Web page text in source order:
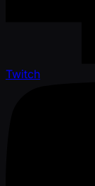
Twitch